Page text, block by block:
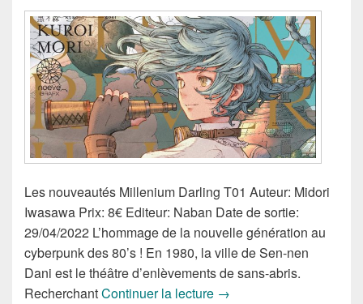
Les nouveautés Millenium Darling T01 Auteur: Midori
Iwasawa Prix: 8€ Editeur: Naban Date de sortie:
29/04/2022 L’hommage de la nouvelle génération au
cyberpunk des 80’s ! En 1980, la ville de Sen-nen
Dani est le théâtre d’enlèvements de sans-abris.
RecherchantContinuer la lecture Nouveautés Mangas de
→